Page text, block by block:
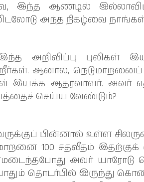
இந்த ஆண்டில்
அந்த நிகழ்வை
அறிவிப்பு புலிகள்
ஆனால்,
இயக்க ஆதரவாளர். அவர்
செய்ய வேண்டும்?
பின்னால் உள்ள
100 சதவீதம் இதற்குக்
அவர் யாரோடு
தொடர்பில் இருந்து